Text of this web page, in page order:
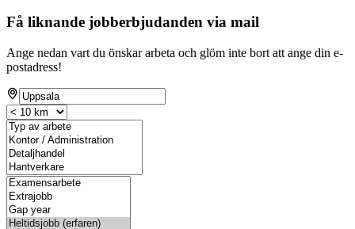
Få liknande jobberbjudanden via mail
Ange nedan vart du önskar arbeta och glöm inte bort att ange din e-
postadress!